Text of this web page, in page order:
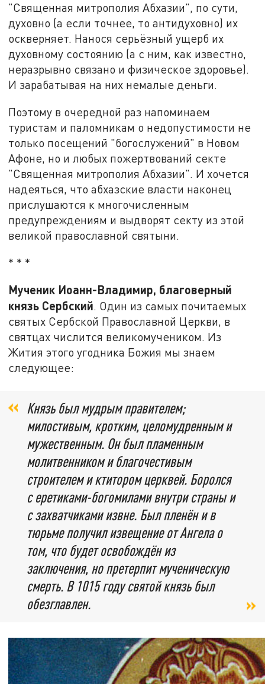
"Священная митрополия Абхазии", по сути,
духовно (а если точнее, то антидуховно) их
оскверняет. Нанося серьёзный ущерб их
духовному состоянию (а с ним, как известно,
неразрывно связано и физическое здоровье).
И зарабатывая на них немалые деньги.
Поэтому в очередной раз напоминаем
туристам и паломникам о недопустимости не
только посещений "богослужений" в Новом
Афоне, но и любых пожертвований секте
"Священная митрополия Абхазии". И хочется
надеяться, что абхазские власти наконец
прислушаются к многочисленным
предупреждениям и выдворят секту из этой
великой православной святыни.
* * *
Мученик Иоанн-Владимир, благоверный
князь Сербский. Один из самых почитаемых
святых Сербской Православной Церкви, в
святцах числится великомучеником. Из
Жития этого угодника Божия мы знаем
следующее:
Князь был мудрым правителем;
милостивым, кротким, целомудренным и
мужественным. Он был пламенным
молитвенником и благочестивым
строителем и ктитором церквей. Боролся
с еретиками-богомилами внутри страны и
с захватчиками извне. Был пленён и в
тюрьме получил извещение от Ангела о
том, что будет освобождён из
заключения, но претерпит мученическую
смерть. В 1015 году святой князь был
обезглавлен.